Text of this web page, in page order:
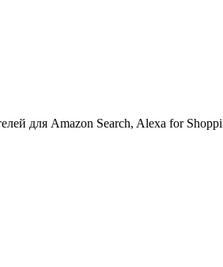
для Amazon Search, Alexa for